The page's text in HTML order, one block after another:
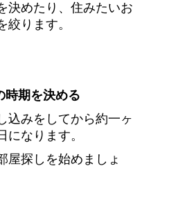
決めたり、住みたいお
絞ります。
時期を決める
込みをしてから約一ヶ
になります。
屋探しを始めましょ